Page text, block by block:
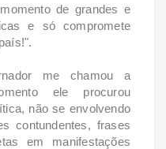
de grandes e
e só compromete
me chamou a
ele procurou
não se envolvendo
contundentes, frases
em manifestações